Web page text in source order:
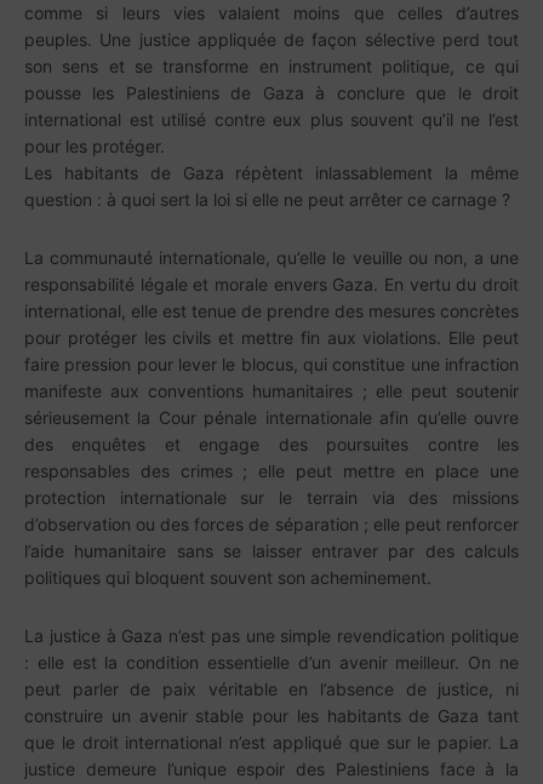
comme si leurs vies valaient moins que celles d’autres
peuples. Une justice appliquée de façon sélective perd tout
son sens et se transforme en instrument politique, ce qui
pousse les Palestiniens de Gaza à conclure que le droit
international est utilisé contre eux plus souvent qu’il ne l’est
pour les protéger.
Les habitants de Gaza répètent inlassablement la même
question : à quoi sert la loi si elle ne peut arrêter ce carnage ?
La communauté internationale, qu’elle le veuille ou non, a une
responsabilité légale et morale envers Gaza. En vertu du droit
international, elle est tenue de prendre des mesures concrètes
pour protéger les civils et mettre fin aux violations. Elle peut
faire pression pour lever le blocus, qui constitue une infraction
manifeste aux conventions humanitaires ; elle peut soutenir
sérieusement la Cour pénale internationale afin qu’elle ouvre
des enquêtes et engage des poursuites contre les
responsables des crimes ; elle peut mettre en place une
protection internationale sur le terrain via des missions
d’observation ou des forces de séparation ; elle peut renforcer
l’aide humanitaire sans se laisser entraver par des calculs
politiques qui bloquent souvent son acheminement.
La justice à Gaza n’est pas une simple revendication politique
: elle est la condition essentielle d’un avenir meilleur. On ne
peut parler de paix véritable en l’absence de justice, ni
construire un avenir stable pour les habitants de Gaza tant
que le droit international n’est appliqué que sur le papier. La
justice demeure l’unique espoir des Palestiniens face à la